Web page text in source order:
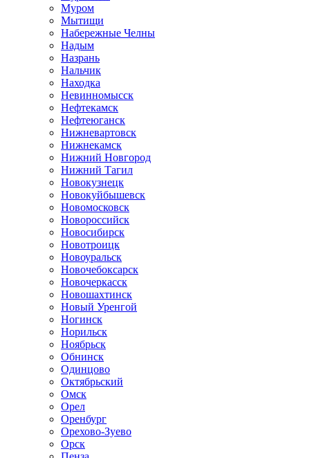
Муром
Мытищи
Набережные Челны
Надым
Назрань
Нальчик
Находка
Невинномысск
Нефтекамск
Нефтеюганск
Нижневартовск
Нижнекамск
Нижний Новгород
Нижний Тагил
Новокузнецк
Новокуйбышевск
Новомосковск
Новороссийск
Новосибирск
Новотроицк
Новоуральск
Новочебоксарск
Новочеркасск
Новошахтинск
Новый Уренгой
Ногинск
Норильск
Ноябрьск
Обнинск
Одинцово
Октябрьский
Омск
Орел
Оренбург
Орехово-Зуево
Орск